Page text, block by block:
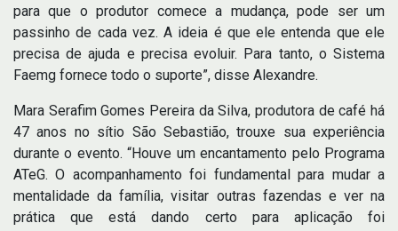
para que o produtor comece a mudança, pode ser um
passinho de cada vez. A ideia é que ele entenda que ele
precisa de ajuda e precisa evoluir. Para tanto, o Sistema
Faemg fornece todo o suporte”, disse Alexandre.
Mara Serafim Gomes Pereira da Silva, produtora de café há
47 anos no sítio São Sebastião, trouxe sua experiência
durante o evento. “Houve um encantamento pelo Programa
ATeG. O acompanhamento foi fundamental para mudar a
mentalidade da família, visitar outras fazendas e ver na
prática que está dando certo para aplicação foi